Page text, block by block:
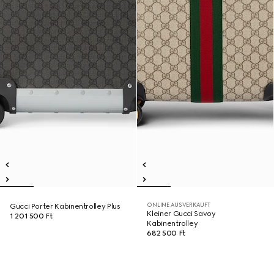
Gucci Porter Kabinentrolley Plus
1 201 500 Ft
ONLINE AUSVERKAUFT
Kleiner Gucci Savoy
Kabinentrolley
682 500 Ft